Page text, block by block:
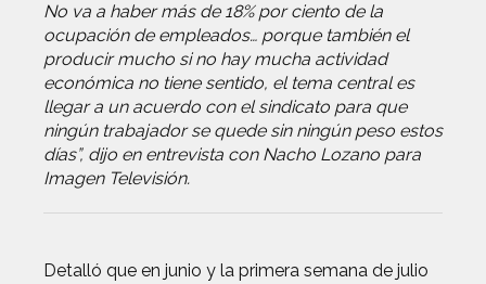
No va a haber más de 18% por ciento de la
ocupación de empleados… porque también el
producir mucho si no hay mucha actividad
económica no tiene sentido, el tema central es
llegar a un acuerdo con el sindicato para que
ningún trabajador se quede sin ningún peso estos
días”, dijo en entrevista con Nacho Lozano para
Imagen Televisión.
Detalló que en junio y la primera semana de julio